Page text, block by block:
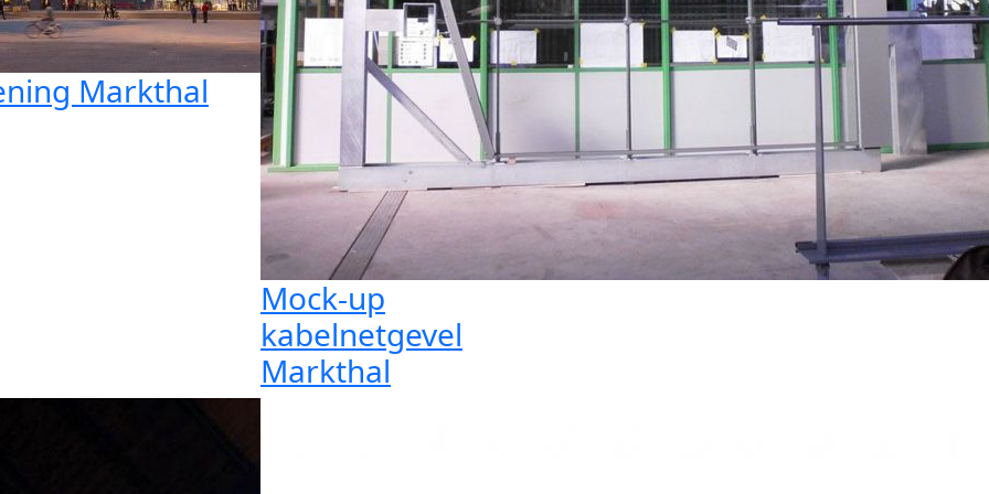
Markthal
Mock-up
kabelnetgevel
Markthal